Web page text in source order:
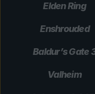
Elden Ring
Enshrouded
Baldur’s Gate
Valheim